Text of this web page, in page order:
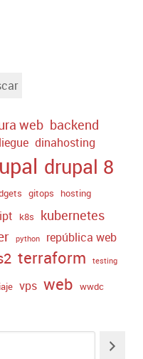
web backend
dinahosting
drupal 8
gitops
hosting
k8s
kubernetes
python república web
terraform testing
vps web wwdc